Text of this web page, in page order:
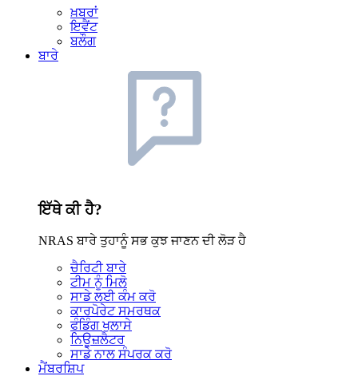
ਖ਼ਬਰਾਂ
ਇਵੈਂਟ
ਬਲੌਗ
ਬਾਰੇ
ਇੱਥੇ ਕੀ ਹੈ?
NRAS ਬਾਰੇ ਤੁਹਾਨੂੰ ਸਭ ਕੁਝ ਜਾਣਨ ਦੀ ਲੋੜ ਹੈ
ਚੈਰਿਟੀ ਬਾਰੇ
ਟੀਮ ਨੂੰ ਮਿਲੋ
ਸਾਡੇ ਲਈ ਕੰਮ ਕਰੋ
ਕਾਰਪੋਰੇਟ ਸਮਰਥਕ
ਫੰਡਿੰਗ ਖੁਲਾਸੇ
ਨਿਊਜ਼ਲੈਟਰ
ਸਾਡੇ ਨਾਲ ਸੰਪਰਕ ਕਰੋ
ਮੈਂਬਰਸ਼ਿਪ